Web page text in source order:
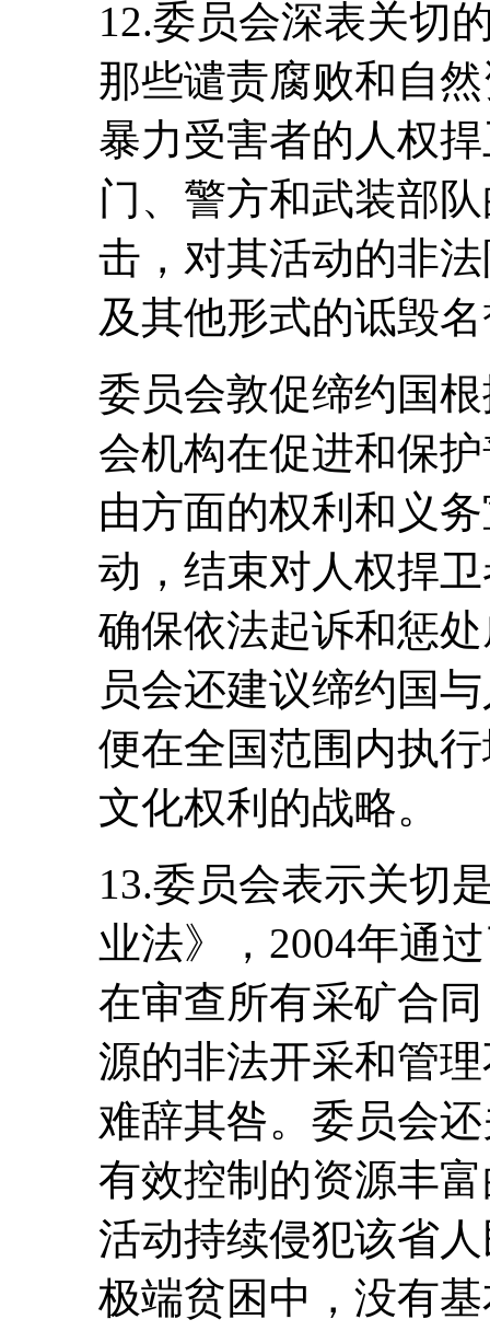
12.委员会深表关切
那些谴责腐败和自
暴力受害者的人权
门、警方和武装部
击，对其活动的非
及其他形式的诋毁
委员会敦促缔约国
会机构在促进和保
由方面的权利和义
动，结束对人权捍
确保依法起诉和惩
员会还建议缔约国
便在全国范围内执
文化权利的战略。
13.委员会表示关切
业法》，2004年通
在审查所有采矿合
源的非法开采和管
难辞其咎。委员会
有效控制的资源丰
活动持续侵犯该省
极端贫困中，没有